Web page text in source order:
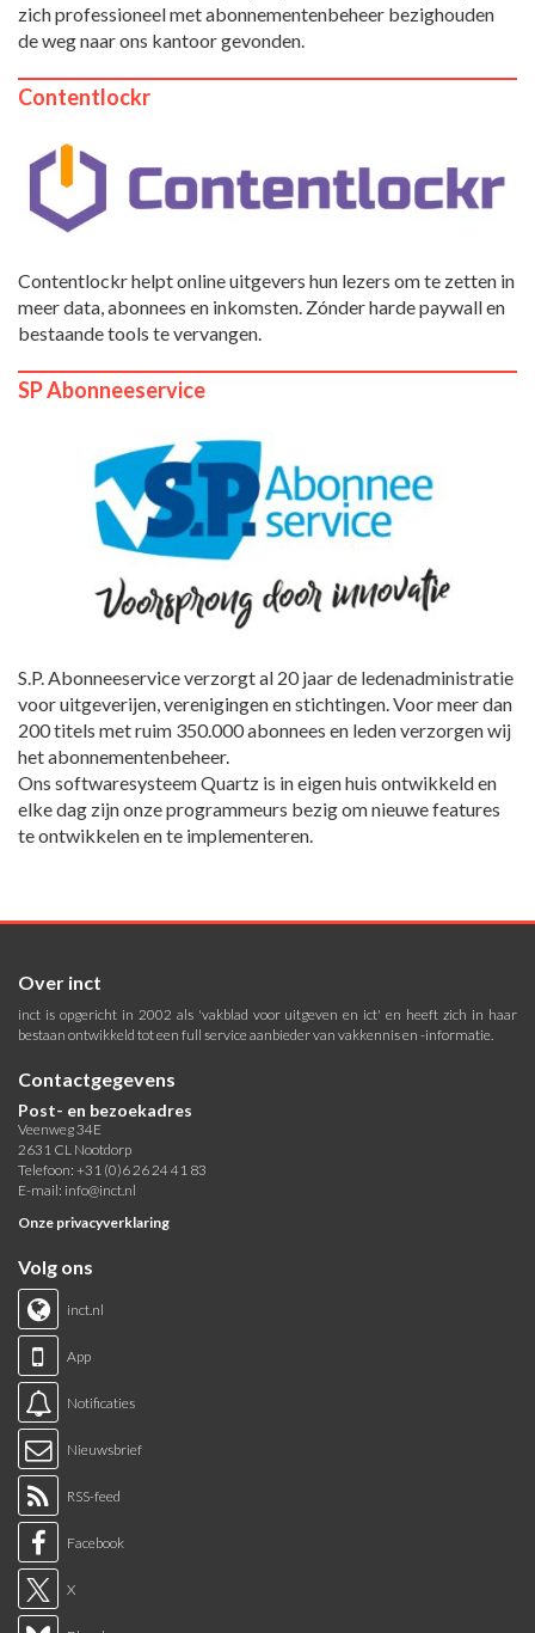
zich professioneel met abonnementenbeheer bezighouden
de weg naar ons kantoor gevonden.
Contentlockr
Contentlockr helpt online uitgevers hun lezers om te zetten in
meer data, abonnees en inkomsten. Zónder harde paywall en
bestaande tools te vervangen.
SP Abonneeservice
S.P. Abonneeservice verzorgt al 20 jaar de ledenadministratie
voor uitgeverijen, verenigingen en stichtingen. Voor meer dan
200 titels met ruim 350.000 abonnees en leden verzorgen wij
het abonnementenbeheer.
Ons softwaresysteem Quartz is in eigen huis ontwikkeld en
elke dag zijn onze programmeurs bezig om nieuwe features
te ontwikkelen en te implementeren.
Over inct
inct is opgericht in 2002 als 'vakblad voor uitgeven en ict' en heeft zich in haar
bestaan ontwikkeld tot een full service aanbieder van vakkennis en -informatie.
Contactgegevens
Post- en bezoekadres
Veenweg 34E
2631 CL Nootdorp
Telefoon: +31 (0)6 26 24 41 83
E-mail: info@inct.nl
Onze privacyverklaring
Volg ons
inct.nl
App
Notificaties
Nieuwsbrief
RSS-feed
Facebook
X